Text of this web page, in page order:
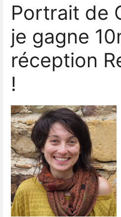
Portrait de
je gagne
réception
!